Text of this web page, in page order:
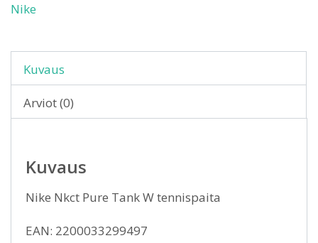
Nike
Kuvaus
Arviot (0)
Kuvaus
Nike Nkct Pure Tank W tennispaita
EAN: 2200033299497